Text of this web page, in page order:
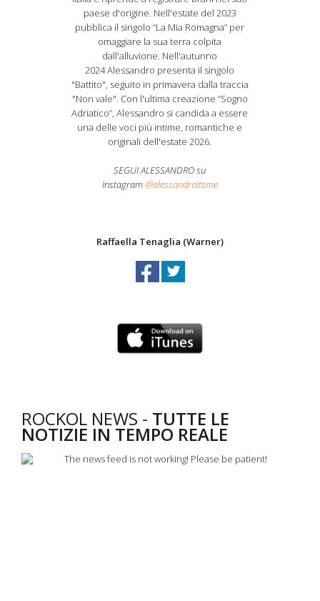
paese d'origine. Nell'estate del 2023
pubblica il singolo “La Mia Romagna” per
omaggiare la sua terra colpita
dall'alluvione. Nell'autunno
2024 Alessandro presenta il singolo
"Battito", seguito in primavera dalla traccia
"Non vale". Con l'ultima creazione “Sogno
Adriatico”, Alessandro si candida a essere
una delle voci più intime, romantiche e
originali dell'estate 2026.
SEGUI ALESSANDRO su
Instagram@alessandroitsme
Raffaella Tenaglia (Warner)
ROCKOL NEWS - TUTTE LE
NOTIZIE IN TEMPO REALE